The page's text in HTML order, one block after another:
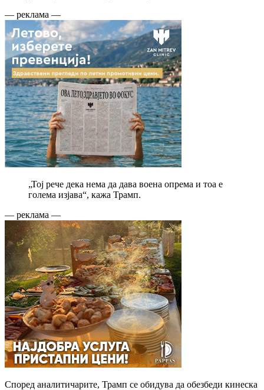
— реклама —
„Тој рече дека нема да дава воена опрема и тоа е
голема изјава“, кажа Трамп.
— реклама —
Според аналитичарите, Трамп се обидува да обезбеди кинеска